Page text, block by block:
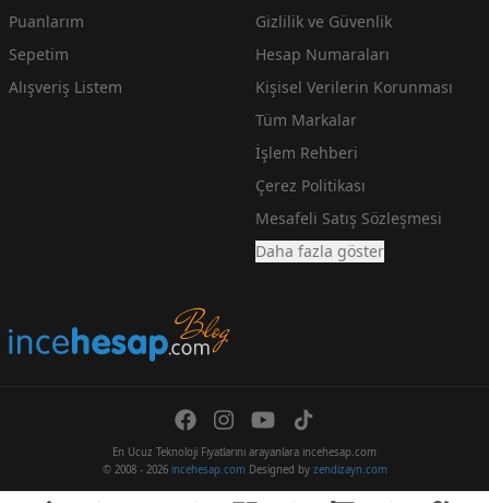
Puanlarım
Sepetim
Alışveriş Listem
Gizlilik ve Güvenlik
Hesap Numaraları
Kişisel Verilerin Korunması
Tüm Markalar
İşlem Rehberi
Çerez Politikası
Mesafeli Satış Sözleşmesi
Daha fazla göster
En Ucuz Teknoloji Fiyatlarını arayanlara incehesap.com
© 2008 - 2026 incehesap.comDesigned by zendizayn.com